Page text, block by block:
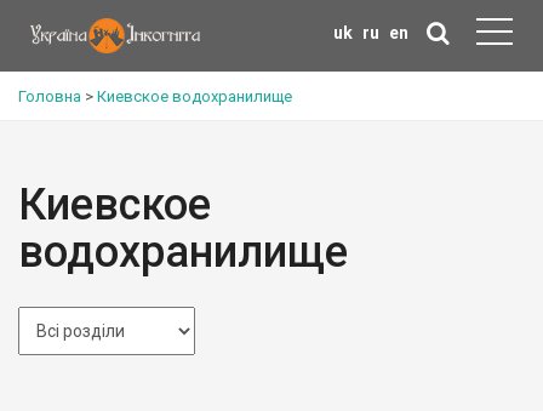
uk ru en
Головна > Киевское водохранилище
Киевское
водохранилище